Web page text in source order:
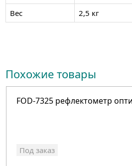
Вес 2,5 кг
Похожие товары
FOD-7325 рефлектометр
Под заказ